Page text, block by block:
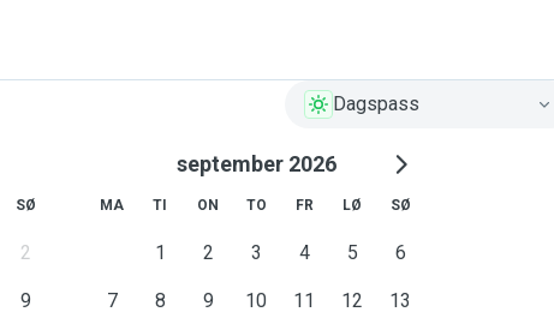
Dagspass
SØ
2
9
september 2026
MA TI ON TO FR LØ SØ
1 2 3 4 5 6
7 8 9 10 11 12 13